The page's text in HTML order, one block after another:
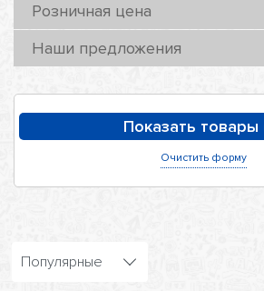
Розничная цена
Наши предложения
Очистить форму
Популярные